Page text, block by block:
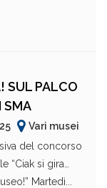
SUL PALCO
SMA
Vari musei
del concorso
“Ciak si gira…
Martedì...